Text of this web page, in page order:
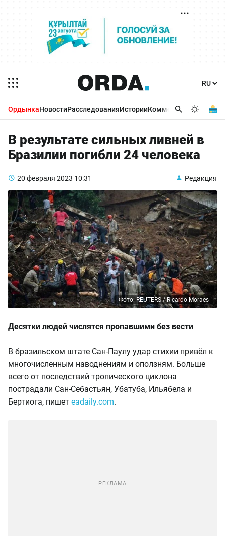
ОрдынкаНовостиРасследованияИсторииКомментарииБизнес
В результате сильных ливней в
Бразилии погибли 24 человека
20 февраля 2023 10:31 Редакция
Фото: REUTERS / Ricardo Moraes
Десятки людей числятся пропавшими без вести
В бразильском штате Сан-Паулу удар стихии привёл к
многочисленным наводнениям и оползням. Больше
всего от последствий тропического циклона
пострадали Сан-Себастьян, Убатуба, Ильябела и
Бертиога, пишет eadaily.com.